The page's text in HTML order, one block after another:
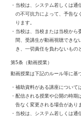
・当校は、システム若しくは
の不可抗力によって、予告な
ります。
・当校は、当校または当校か
間、受講生が動画視聴できな
き、一切責任を負わないもの
第5条（動画授業）
動画授業は下記のルール等に基
・補助資料がある講座について
・配信される授業や公開の時
告なく変更される場合があり
・当校は、システム若しくは